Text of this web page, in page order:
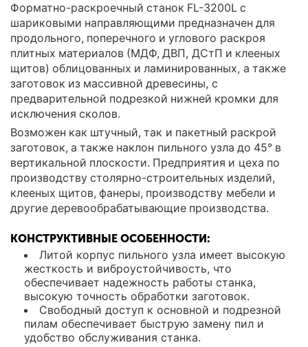
Форматно-раскроечный станок FL-3200L с
шариковыми направляющими предназначен для
продольного, поперечного и углового раскроя
плитных материалов (МДФ, ДВП, ДСтП и клееных
щитов) облицованных и ламинированных, а также
заготовок из массивной древесины, с
предварительной подрезкой нижней кромки для
исключения сколов.
Возможен как штучный, так и пакетный раскрой
заготовок, а также наклон пильного узла до 45° в
вертикальной плоскости. Предприятия и цеха по
производству столярно-строительных изделий,
клееных щитов, фанеры, производству мебели и
другие деревообрабатывающие производства.
КОНСТРУКТИВНЫЕ ОСОБЕННОСТИ:
Литой корпус пильного узла имеет высокую
жесткость и виброустойчивость, что
обеспечивает надежность работы станка,
высокую точность обработки заготовок.
Свободный доступ к основной и подрезной
пилам обеспечивает быструю замену пил и
удобство обслуживания станка.